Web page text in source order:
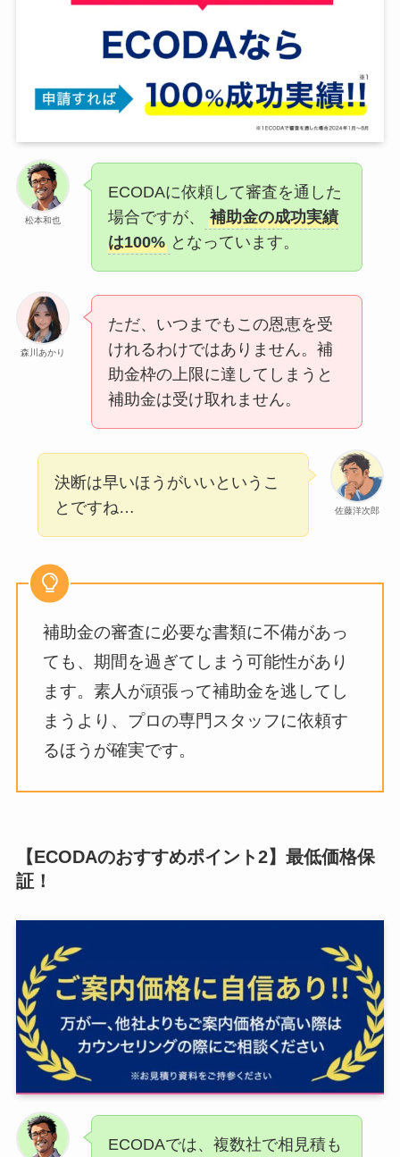
松本和也
ECODAに依頼して審査を通した
場合ですが、
補助金の成功実績
は100% となっています。
森川あかり
ただ、いつまでもこの恩恵を受
けれるわけではありません。補
助金枠の上限に達してしまうと
補助金は受け取れません。
佐藤洋次郎
決断は早いほうがいいというこ
とですね…
補助金の審査に必要な書類に不備があっ
ても、期間を過ぎてしまう可能性があり
ます。素人が頑張って補助金を逃してし
まうより、プロの専門スタッフに依頼す
るほうが確実です。
【ECODAのおすすめポイント2】最低価格保
証！
ECODAでは、複数社で相見積も